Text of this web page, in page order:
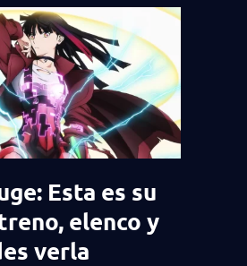
Esta es su
elenco y
verla